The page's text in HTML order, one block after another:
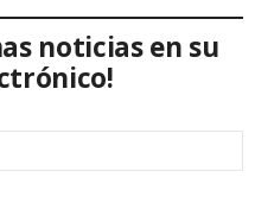
noticias en su